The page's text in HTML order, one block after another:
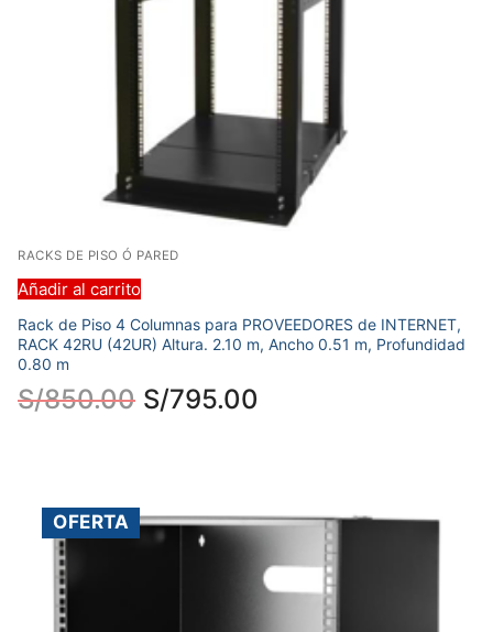
RACKS DE PISO Ó PARED
Añadir al carrito
Rack de Piso 4 Columnas para PROVEEDORES de INTERNET,
RACK 42RU (42UR) Altura. 2.10 m, Ancho 0.51 m, Profundidad
0.80 m
S/850.00 S/795.00
OFERTA